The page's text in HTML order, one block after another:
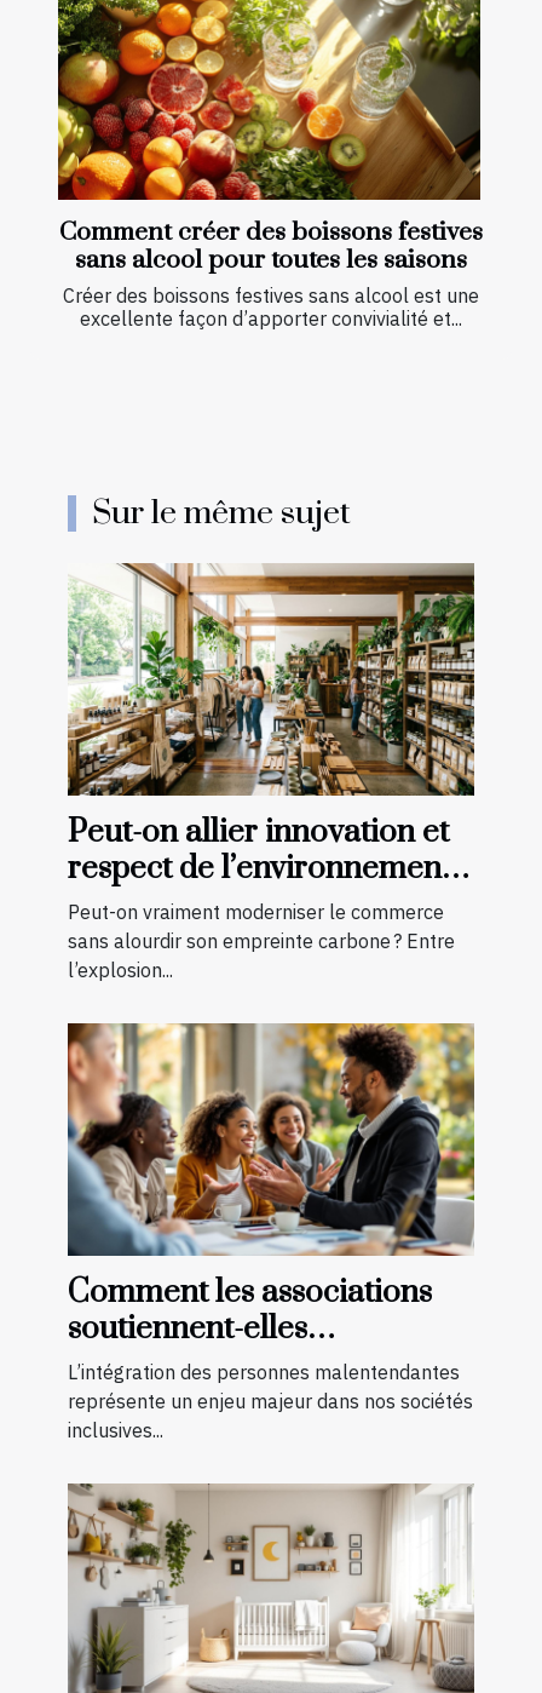
Comment créer des boissons festives
sans alcool pour toutes les saisons
Créer des boissons festives sans alcool est une
excellente façon d’apporter convivialité et...
Sur le même sujet
Peut-on allier innovation et
respect de l’environnement
en boutique ?
Peut-on vraiment moderniser le commerce
sans alourdir son empreinte carbone ? Entre
l’explosion...
Comment les associations
soutiennent-elles
l'intégration des
malentendants ?
L’intégration des personnes malentendantes
représente un enjeu majeur dans nos sociétés
inclusives...